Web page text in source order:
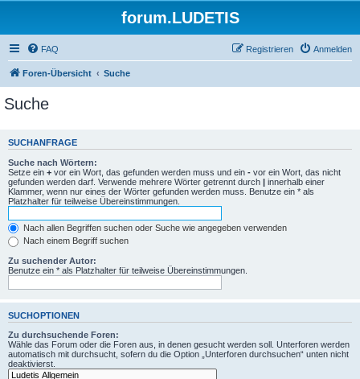
forum.LUDETIS
FAQ Anmelden
Registrieren
Foren-Übersicht Suche
Suche
SUCHANFRAGE
Suche nach Wörtern:
Setze ein + vor ein Wort, das gefunden werden muss und ein - vor ein Wort, das nicht
gefunden werden darf. Verwende mehrere Wörter getrennt durch | innerhalb einer
Klammer, wenn nur eines der Wörter gefunden werden muss. Benutze ein * als
Platzhalter für teilweise Übereinstimmungen.
Nach allen Begriffen suchen oder Suche wie angegeben verwenden
Nach einem Begriff suchen
Zu suchender Autor:
Benutze ein * als Platzhalter für teilweise Übereinstimmungen.
SUCHOPTIONEN
Zu durchsuchende Foren:
Wähle das Forum oder die Foren aus, in denen gesucht werden soll. Unterforen werden
automatisch mit durchsucht, sofern du die Option „Unterforen durchsuchen“ unten nicht
deaktivierst.